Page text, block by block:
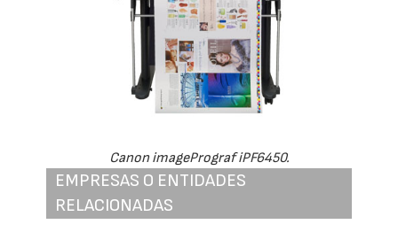
Canon imagePrograf iPF6450.
EMPRESAS O ENTIDADES
RELACIONADAS